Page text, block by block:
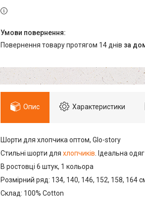
повернення товару протягом 14 днів за
Опис Характеристики
Шорти для хлопчика оптом, Glo-story
Стильні шорти для хлопчиків. Ідеальна
В ростовці 6 штук, 1 кольора
Розмірний ряд: 134, 140, 146, 152, 158, 164
Склад: 100% Cotton